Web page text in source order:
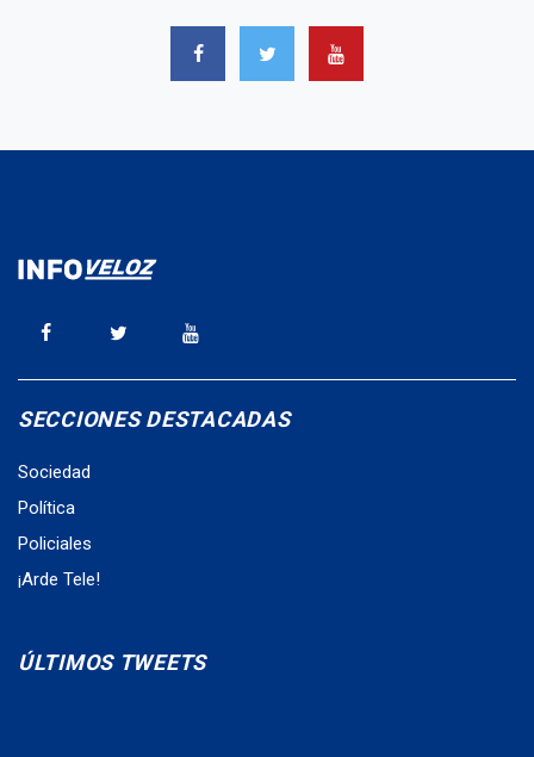
SECCIONES DESTACADAS
Sociedad
Política
Policiales
¡Arde Tele!
ÚLTIMOS TWEETS